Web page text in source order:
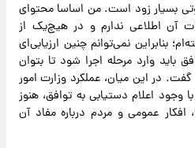
بسیار زود است. من اساسا محتوای
آن اطلاعی ندارم و در هیچ‌یک از
بنابراین نمی‌توانم چنین ارزیابی‌ای
باید وارد مرحله اجرا شود تا بتوان
گفت. در این میان، عملکرد وزارت امور
وجود اعلام دستیابی به توافق، هنوز
افکار عمومی و مردم درباره مفاد آن